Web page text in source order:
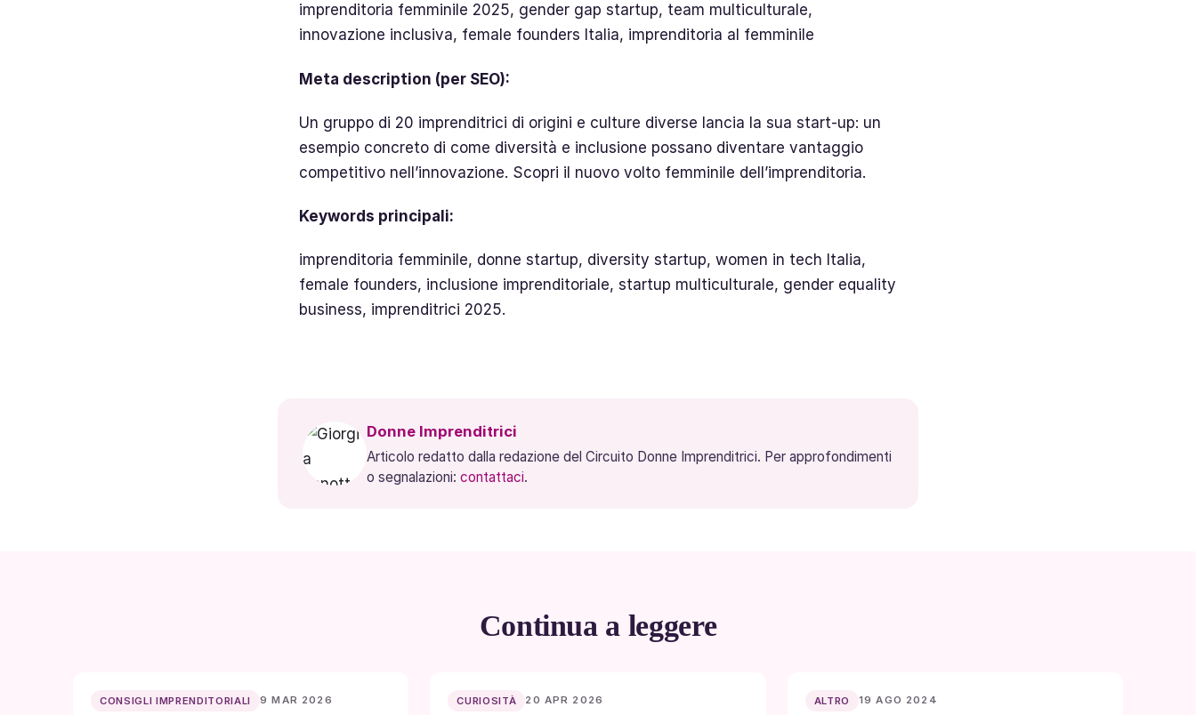
imprenditoria femminile 2025, gender gap startup, team multiculturale,
innovazione inclusiva, female founders Italia, imprenditoria al femminile
Meta description (per SEO):
Un gruppo di 20 imprenditrici di origini e culture diverse lancia la sua start-up: un
esempio concreto di come diversità e inclusione possano diventare vantaggio
competitivo nell’innovazione. Scopri il nuovo volto femminile dell’imprenditoria.
Keywords principali:
imprenditoria femminile, donne startup, diversity startup, women in tech Italia,
female founders, inclusione imprenditoriale, startup multiculturale, gender equality
business, imprenditrici 2025.
Donne Imprenditrici
Articolo redatto dalla redazione del Circuito Donne Imprenditrici. Per approfondimenti
o segnalazioni: contattaci.
Continua a leggere
CONSIGLI IMPRENDITORIALI 9 MAR 2026 CURIOSITÀ 20 APR 2026 ALTRO 19 AGO 2024